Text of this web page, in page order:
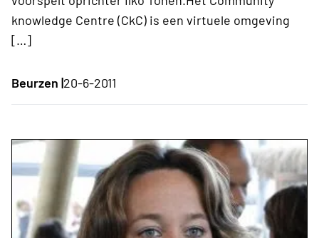
knowledge Centre (CkC) is een virtuele omgeving
[…]
Beurzen |20-6-2011